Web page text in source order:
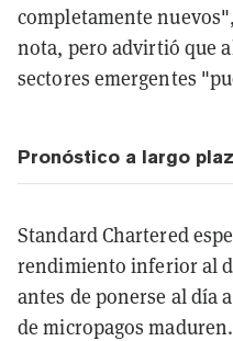
completamente
nota, pero advirtió que
sectores emergentes
Pronóstico a largo
Standard Chartered
rendimiento inferior al
antes de ponerse al día
de micropagos maduren.